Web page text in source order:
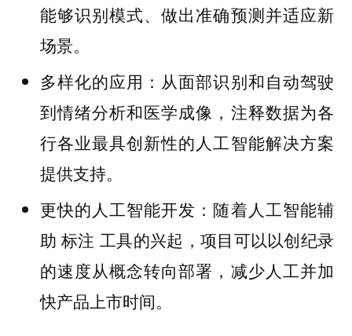
能够识别模式、做出准确预测并适应新
场景。
多样化的应用 ：从面部识别和自动驾驶
到情绪分析和医学成像，注释数据为各
行各业最具创新性的人工智能解决方案
提供支持。
更快的人工智能开发 ：随着人工智能辅
助 标注 工具的兴起，项目可以以创纪录
的速度从概念转向部署，减少人工并加
快产品上市时间。